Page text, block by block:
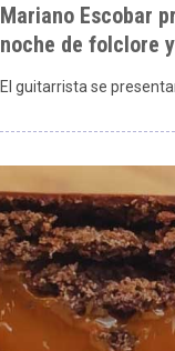
Mariano Escobar
noche de folclore
El guitarrista se